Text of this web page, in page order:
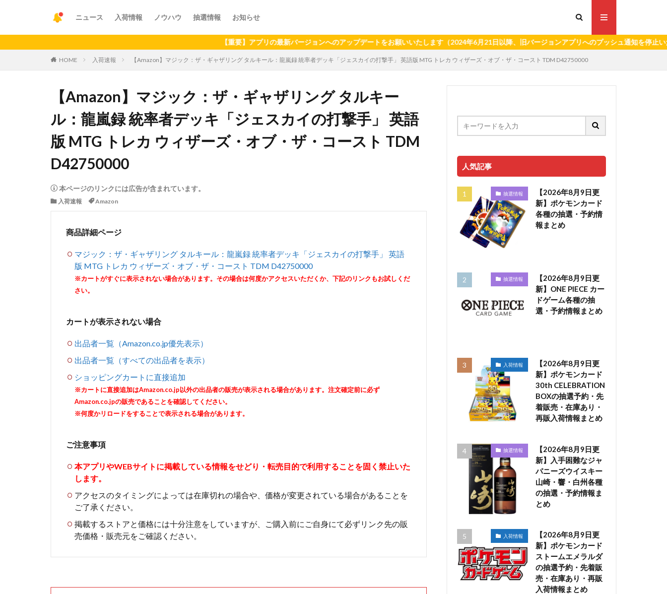
ニュース 入荷情報 ノウハウ 抽選情報 お知らせ
【重要】アプリの最新バージョンへのアップデートをお願いいたします（2024年6月21日以降、旧バージョンアプリへのプッシュ通知を停止いたします。
HOME 入荷速報 【Amazon】マジック：ザ・ギャザリング タルキール：龍嵐録 統率者デッキ「ジェスカイの打撃手」 英語版 MTG トレカ ウィザーズ・オブ・ザ・コースト TDM D42750000
【Amazon】マジック：ザ・ギャザリング タルキー
ル：龍嵐録 統率者デッキ「ジェスカイの打撃手」 英語
版 MTG トレカ ウィザーズ・オブ・ザ・コースト TDM
D42750000
本ページのリンクには広告が含まれています。
入荷速報 Amazon
商品詳細ページ
マジック：ザ・ギャザリング タルキール：龍嵐録 統率者デッキ「ジェスカイの打撃手」 英語
版 MTG トレカ ウィザーズ・オブ・ザ・コースト TDM D42750000
※カートがすぐに表示されない場合があります。その場合は何度かアクセスいただくか、下記のリンクもお試しくだ
さい。
カートが表示されない場合
出品者一覧（Amazon.co.jp優先表示）
出品者一覧（すべての出品者を表示）
ショッピングカートに直接追加
※カートに直接追加はAmazon.co.jp以外の出品者の販売が表示される場合があります。注文確定前に必ず
Amazon.co.jpの販売であることを確認してください。
※何度かリロードをすることで表示される場合があります。
ご注意事項
本アプリやWEBサイトに掲載している情報をせどり・転売目的で利用することを固く禁止いた
します。
アクセスのタイミングによっては在庫切れの場合や、価格が変更されている場合があることを
ご了承ください。
掲載するストアと価格には十分注意をしていますが、ご購入前にご自身にて必ずリンク先の販
売価格・販売元をご確認ください。
人気記事
抽選情報
【2026年8月9日更
新】ポケモンカード
各種の抽選・予約情
報まとめ
抽選情報
【2026年8月9日更
新】ONE PIECE カー
ドゲーム各種の抽
選・予約情報まとめ
入荷情報
【2026年8月9日更
新】ポケモンカード
30th CELEBRATION
BOXの抽選予約・先
着販売・在庫あり・
再販入荷情報まとめ
抽選情報
【2026年8月9日更
新】入手困難なジャ
パニーズウイスキー
山崎・響・白州各種
の抽選・予約情報ま
とめ
入荷情報
【2026年8月9日更
新】ポケモンカード
ストームエメラルダ
の抽選予約・先着販
売・在庫あり・再販
入荷情報まとめ